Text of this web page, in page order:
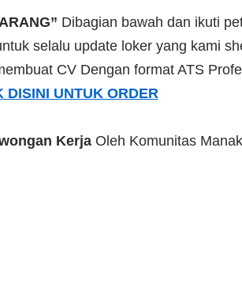
Dibagian bawah dan ikuti
selalu update loker yang kami
CV Dengan format ATS
DISINI UNTUK ORDER
Kerja Oleh Komunitas